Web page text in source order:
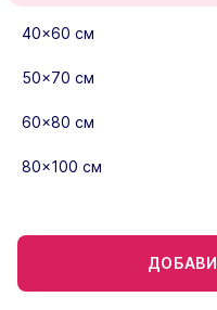
40×60 см
50×70 см
60×80 см
80×100 см